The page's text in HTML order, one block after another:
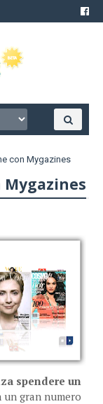
con Mygazines
spendere un
un gran numero